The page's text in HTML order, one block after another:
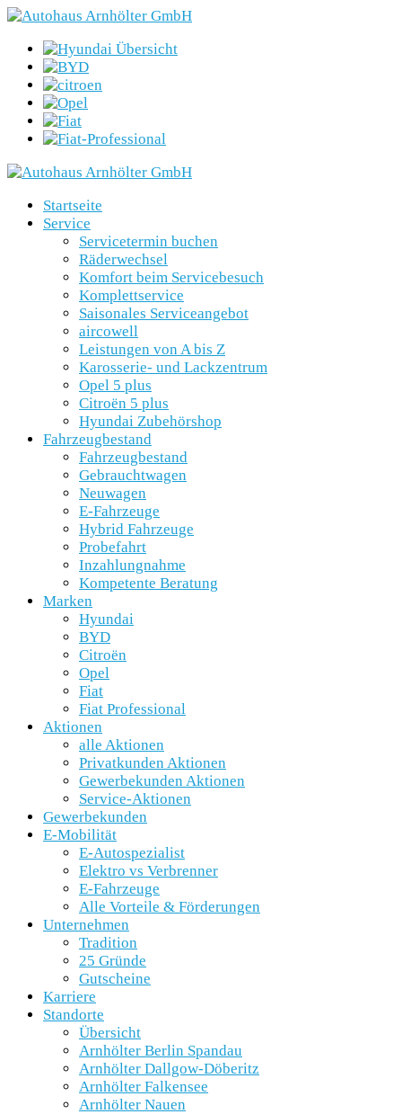
Startseite
Service
Servicetermin buchen
Räderwechsel
Komfort beim Servicebesuch
Komplettservice
Saisonales Serviceangebot
aircowell
Leistungen von A bis Z
Karosserie- und Lackzentrum
Opel 5 plus
Citroën 5 plus
Hyundai Zubehörshop
Fahrzeugbestand
Fahrzeugbestand
Gebrauchtwagen
Neuwagen
E-Fahrzeuge
Hybrid Fahrzeuge
Probefahrt
Inzahlungnahme
Kompetente Beratung
Marken
Hyundai
BYD
Citroën
Opel
Fiat
Fiat Professional
Aktionen
alle Aktionen
Privatkunden Aktionen
Gewerbekunden Aktionen
Service-Aktionen
Gewerbekunden
E-Mobilität
E-Autospezialist
Elektro vs Verbrenner
E-Fahrzeuge
Alle Vorteile & Förderungen
Unternehmen
Tradition
25 Gründe
Gutscheine
Karriere
Standorte
Übersicht
Arnhölter Berlin Spandau
Arnhölter Dallgow-Döberitz
Arnhölter Falkensee
Arnhölter Nauen